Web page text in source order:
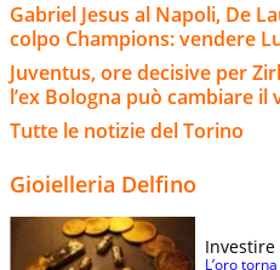
Gabriel Jesus al Napoli, De
colpo Champions: vendere
Juventus, ore decisive per
l’ex Bologna può cambiare
Tutte le notizie del Torino
Gioielleria Delfino
L’oro